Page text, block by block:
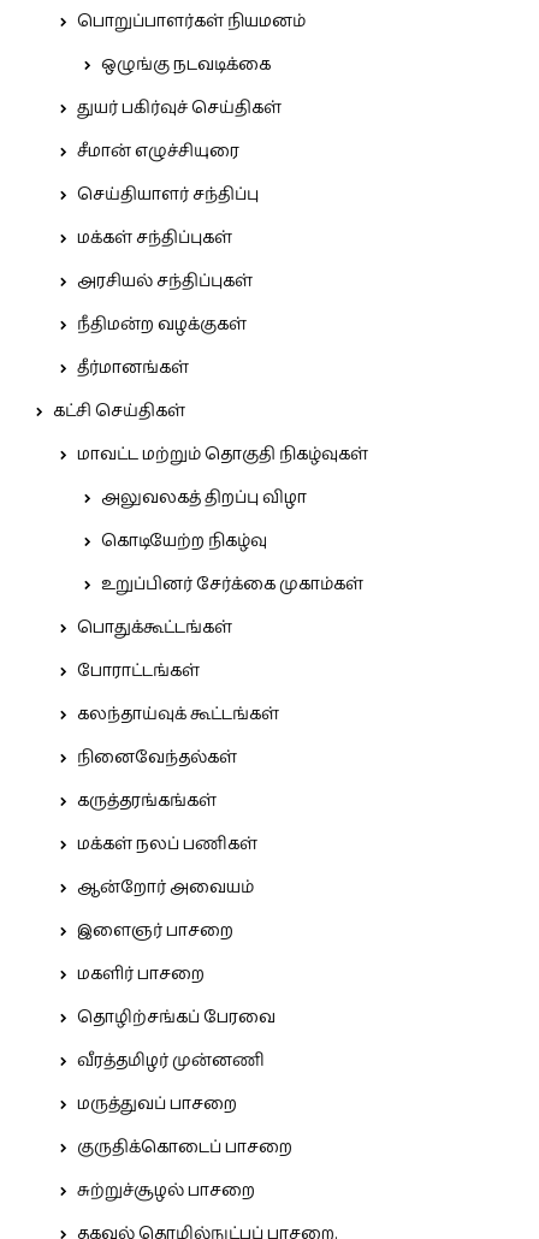
பொறுப்பாளர்கள் நியமனம்
ஒழுங்கு நடவடிக்கை
துயர் பகிர்வுச் செய்திகள்
சீமான் எழுச்சியுரை
செய்தியாளர் சந்திப்பு
மக்கள் சந்திப்புகள்
அரசியல் சந்திப்புகள்
நீதிமன்ற வழக்குகள்
தீர்மானங்கள்
கட்சி செய்திகள்
மாவட்ட மற்றும் தொகுதி நிகழ்வுகள்
அலுவலகத் திறப்பு விழா
கொடியேற்ற நிகழ்வு
உறுப்பினர் சேர்க்கை முகாம்கள்
பொதுக்கூட்டங்கள்
போராட்டங்கள்
கலந்தாய்வுக் கூட்டங்கள்
நினைவேந்தல்கள்
கருத்தரங்கங்கள்
மக்கள் நலப் பணிகள்
ஆன்றோர் அவையம்
இளைஞர் பாசறை
மகளிர் பாசறை
தொழிற்சங்கப் பேரவை
வீரத்தமிழர் முன்னணி
மருத்துவப் பாசறை
குருதிக்கொடைப் பாசறை
சுற்றுச்சூழல் பாசறை